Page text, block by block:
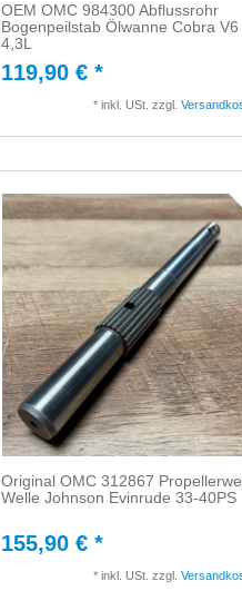
OEM OMC 984300 Abflussrohr
Bogenpeilstab Ölwanne Cobra V6
4,3L
119,90 € *
*inkl. USt. zzgl.
Original OMC 312867
Welle Johnson Evinrude 33-40PS
155,90 € *
*inkl. USt. zzgl.